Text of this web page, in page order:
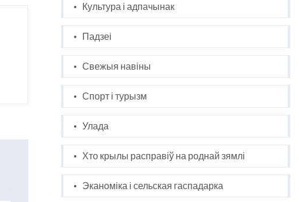
Культура і адпачынак
Падзеі
Свежыя навіны
Спорт і турызм
Улада
Хто крылы расправіў на роднай зямлі
Эканоміка і сельская гаспадарка